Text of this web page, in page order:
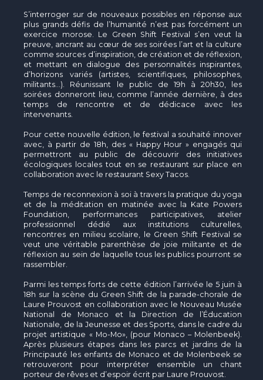
S’interroger sur de nouveaux possibles en réponse aux
plus grands défis de l’humanité n’est pas forcément un
exercice morose. Le Green Shift Festival s’en veut la
preuve, ancrant au cœur de ses soirées l’art et la culture
comme sources d’inspiration, de création et de réflexion,
et mettant en dialogue des personnalités inspirantes,
d’horizons variés (artistes, scientifiques, philosophes,
militants...). Réunissant le public de 19h à 20h30, les
soirées donneront lieu, comme l’année dernière, à des
temps de rencontre et de dédicace avec les
intervenants.
Pour cette nouvelle édition, le festival a souhaité innover
avec, à partir de 18h, des « Happy Hour » engagés qui
permettront au public de découvrir des initiatives
écologiques locales tout en se restaurant sur place en
collaboration avec le restaurant Sexy Tacos.
Temps de reconnexion à soi à travers la pratique du yoga
et de la méditation en matinée avec la Kate Powers
Foundation, performances participatives, atelier
professionnel dédié aux institutions culturelles,
rencontres en milieu scolaire, le Green Shift Festival se
veut une véritable parenthèse de joie militante et de
réflexion au sein de laquelle tous les publics pourront se
rassembler.
Parmi les temps forts de cette édition l’arrivée le 5 juin à
18h sur la scène du Green Shift de la parade-chorale de
Laure Prouvost en collaboration avec le Nouveau Musée
National de Monaco et la Direction de l’Éducation
Nationale, de la Jeunesse et des Sports, dans le cadre du
projet artistique « Mo-Mo», (pour Monaco – Molenbeek).
Après plusieurs étapes dans les parcs et jardins de la
Principauté les enfants de Monaco et de Molenbeek se
retrouveront pour interpréter ensemble un chant
porteur de rêves et d’espoir écrit par Laure Prouvost.